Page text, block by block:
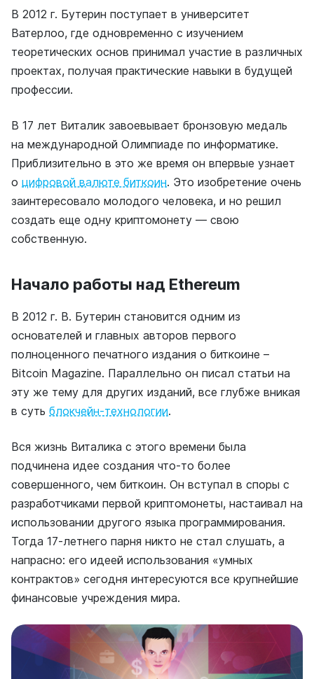
В 2012 г. Бутерин поступает в университет
Ватерлоо, где одновременно с изучением
теоретических основ принимал участие в различных
проектах, получая практические навыки в будущей
профессии.
В 17 лет Виталик завоевывает бронзовую медаль
на международной Олимпиаде по информатике.
Приблизительно в это же время он впервые узнает
о цифровой валюте биткоин. Это изобретение очень
заинтересовало молодого человека, и но решил
создать еще одну криптомонету — свою
собственную.
Начало работы над Ethereum
В 2012 г. В. Бутерин становится одним из
основателей и главных авторов первого
полноценного печатного издания о биткоине –
Bitcoin Magazine. Параллельно он писал статьи на
эту же тему для других изданий, все глубже вникая
в суть блокчейн-технологии.
Вся жизнь Виталика с этого времени была
подчинена идее создания что-то более
совершенного, чем биткоин. Он вступал в споры с
разработчиками первой криптомонеты, настаивал на
использовании другого языка программирования.
Тогда 17-летнего парня никто не стал слушать, а
напрасно: его идеей использования «умных
контрактов» сегодня интересуются все крупнейшие
финансовые учреждения мира.